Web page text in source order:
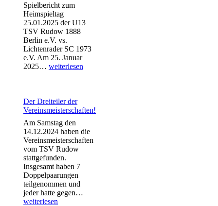
Spielbericht zum
Heimspieltag
25.01.2025 der U13
TSV Rudow 1888
Berlin e.V. vs.
Lichtenrader SC 1973
e.V. Am 25. Januar
2025… Unsere
erste
Rückrundenspiel!
weiterlesen
Der Dreiteiler der
Vereinsmeisterschaften!
Am Samstag den
14.12.2024 haben die
Vereinsmeisterschaften
vom TSV Rudow
stattgefunden.
Insgesamt haben 7
Doppelpaarungen
teilgenommen und
jeder hatte gegen…
weiterlesen